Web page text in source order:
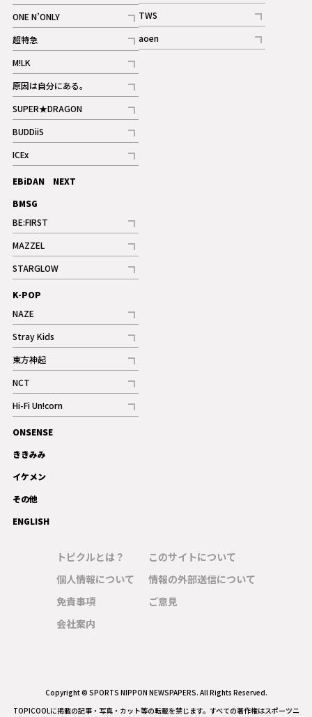
記事
ONE N’ONLY
記事
超特急
記事
M!LK
記事
原因は自分にある。
記事
SUPER★DRAGON
記事
BUDDiiS
記事
ICEx
記事
EBiDAN NEXT
BMSG
BE:FIRST
記事
ギャラリー
MAZZEL
記事
ギャラリー
STARGLOW
記事
記事
TWS
記事
aoen
記事
K-POP
NAZE
記事
Stray Kids
記事
東方神起
記事
NCT
記事
Hi-Fi Un!corn
記事
ギャラリー
ONSENSE
ききみみ
イケメン
その他
ENGLISH
トピクルとは？
個人情報について
免責事項
会社案内
このサイトについて
情報の外部送信について
ご意見
Copyright © SPORTS NIPPON NEWSPAPERS. All Rights Reserved.
TOPICOOLに掲載の記事・写真・カット等の転載を禁じます。すべての著作権はスポーツニ